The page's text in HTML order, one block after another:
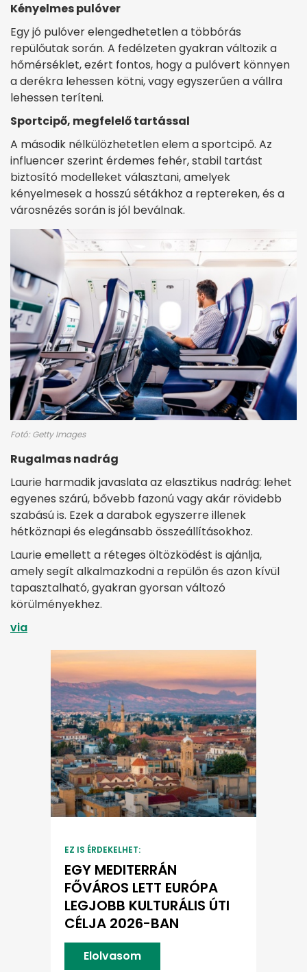
Kényelmes pulóver
Egy jó pulóver elengedhetetlen a többórás
repülőutak során. A fedélzeten gyakran változik a
hőmérséklet, ezért fontos, hogy a pulóvert könnyen
a derékra lehessen kötni, vagy egyszerűen a vállra
lehessen teríteni.
Sportcipő, megfelelő tartással
A második nélkülözhetetlen elem a sportcipő. Az
influencer szerint érdemes fehér, stabil tartást
biztosító modelleket választani, amelyek
kényelmesek a hosszú sétákhoz a reptereken, és a
városnézés során is jól beválnak.
Fotó: Getty Images
Rugalmas nadrág
Laurie harmadik javaslata az elasztikus nadrág: lehet
egyenes szárú, bővebb fazonú vagy akár rövidebb
szabású is. Ezek a darabok egyszerre illenek
hétköznapi és elegánsabb összeállításokhoz.
Laurie emellett a réteges öltözködést is ajánlja,
amely segít alkalmazkodni a repülőn és azon kívül
tapasztalható, gyakran gyorsan változó
körülményekhez.
via
EZ IS ÉRDEKELHET:
EGY MEDITERRÁN
FŐVÁROS LETT EURÓPA
LEGJOBB KULTURÁLIS ÚTI
CÉLJA 2026-BAN
Elolvasom